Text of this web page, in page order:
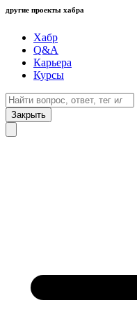
другие проекты хабра
Хабр
Q&A
Карьера
Курсы
Закрыть